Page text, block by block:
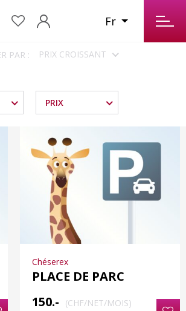
Fr
PAR : PRIX CROISSANT
PRIX
Chéserex
PLACE DE PARC
150.-
(CHF/NET/MOIS)